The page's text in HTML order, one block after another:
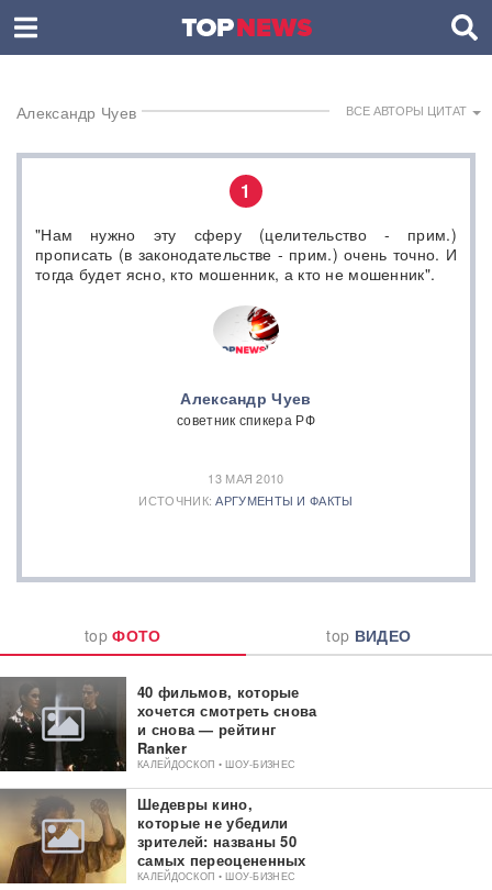
Александр Чуев ВСЕ АВТОРЫ ЦИТАТ
1
"Нам нужно эту сферу (целительство - прим.)
прописать (в законодательстве - прим.) очень точно. И
тогда будет ясно, кто мошенник, а кто не мошенник".
Александр Чуев
советник спикера РФ
13 МАЯ 2010
ИСТОЧНИК:АРГУМЕНТЫ И ФАКТЫ
topФОТО top ВИДЕО
40 фильмов, которые
хочется смотреть снова
и снова — рейтинг
Ranker
КАЛЕЙДОСКОП • ШОУ-БИЗНЕС
Шедевры кино,
которые не убедили
зрителей: названы 50
самых переоцененных
фильмов
КАЛЕЙДОСКОП • ШОУ-БИЗНЕС